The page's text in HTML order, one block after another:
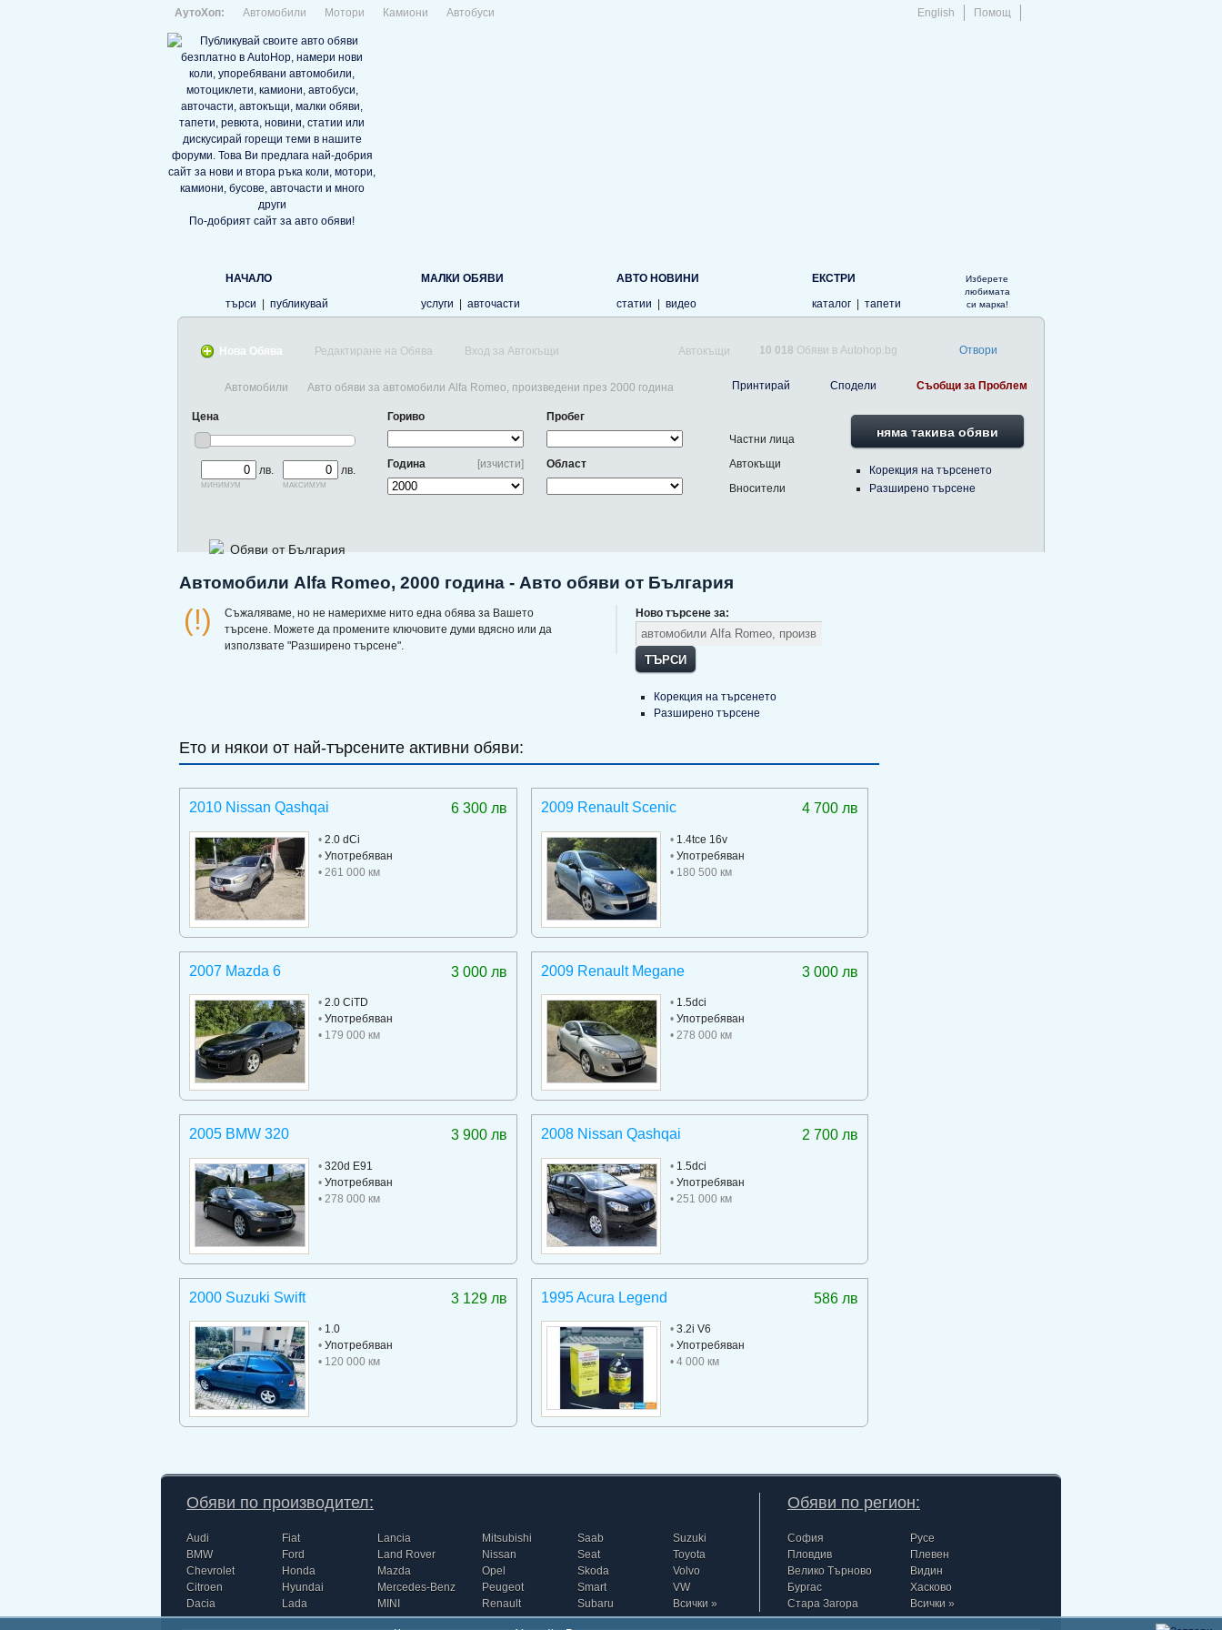
English Помощ
АутоХоп: Автомобили Мотори Камиони Автобуси
По-добрият сайт за авто обяви!
НАЧАЛО
търси
публикувай
МАЛКИ ОБЯВИ
услуги
авточасти
АВТО НОВИНИ
статии
видео
ЕКСТРИ
каталог
тапети
Изберете
любимата
си марка!
Нова Обява Редактиране на Обява Вход за Автокъщи Автокъщи 10 018 Обяви в Autohop.bg Отвори
Принтирай Сподели Съобщи за Проблем
Автомобили Авто обяви за автомобили Alfa Romeo, произведени през 2000 година
Цена
лв.
минимум
лв.
максимум
Гориво
[изчисти]
Година
Пробег
Област
Частни лица
Автокъщи
Вносители
няма такива обяви
Корекция на търсенето
Разширено търсене
Обяви от България
Автомобили Alfa Romeo, 2000 година - Авто обяви от България
(!)
Съжаляваме, но не намерихме нито една обява за Вашето
търсене. Можете да промените ключовите думи вдясно или да
използвате "Разширено търсене".
Ново търсене за:
ТЪРСИ
Корекция на търсенето
Разширено търсене
Ето и някои от най-търсените активни обяви:
6 300 лв
2010 Nissan Qashqai
• 2.0 dCi
• Употребяван
• 261 000 км
4 700 лв
2009 Renault Scenic
•1.4tce 16v
•Употребяван
• 180 500 км
3 000 лв
2007 Mazda 6
• 2.0 CiTD
• Употребяван
• 179 000 км
3 000 лв
2009 Renault Megane
•1.5dci
•Употребяван
• 278 000 км
3 900 лв
2005 BMW 320
• 320d E91
• Употребяван
• 278 000 км
2 700 лв
2008 Nissan Qashqai
•1.5dci
•Употребяван
• 251 000 км
3 129 лв
2000 Suzuki Swift
• 1.0
• Употребяван
• 120 000 км
586 лв
1995 Acura Legend
•3.2i V6
•Употребяван
• 4 000 км
Обяви по производител:
Audi
BMW
Chevrolet
Citroen
Dacia
Fiat
Ford
Honda
Hyundai
Lada
Lancia
Land Rover
Mazda
Mercedes-Benz
MINI
Mitsubishi
Nissan
Opel
Peugeot
Renault
Saab
Seat
Skoda
Smart
Subaru
Suzuki
Toyota
Volvo
VW
Всички »
Обяви по регион:
София
Пловдив
Велико Търново
Бургас
Стара Загора
Русе
Плевен
Видин
Хасково
Всички »